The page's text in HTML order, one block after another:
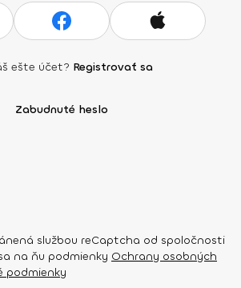
ešte účet? Registrovať sa
Zabudnuté heslo
službou reCaptcha od spoločnosti
na ňu podmienky Ochrany osobných
podmienky